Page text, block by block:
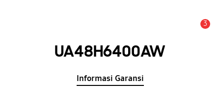
3
UA48H6400AW
Informasi Garansi